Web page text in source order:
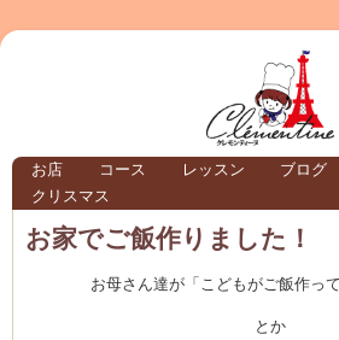
クレモンティーヌ – 新百合ヶ丘
お店 コース レッスン ブログ
クリスマス
お家でご飯作りました！
お母さん達が「こどもがご飯作っ
とか